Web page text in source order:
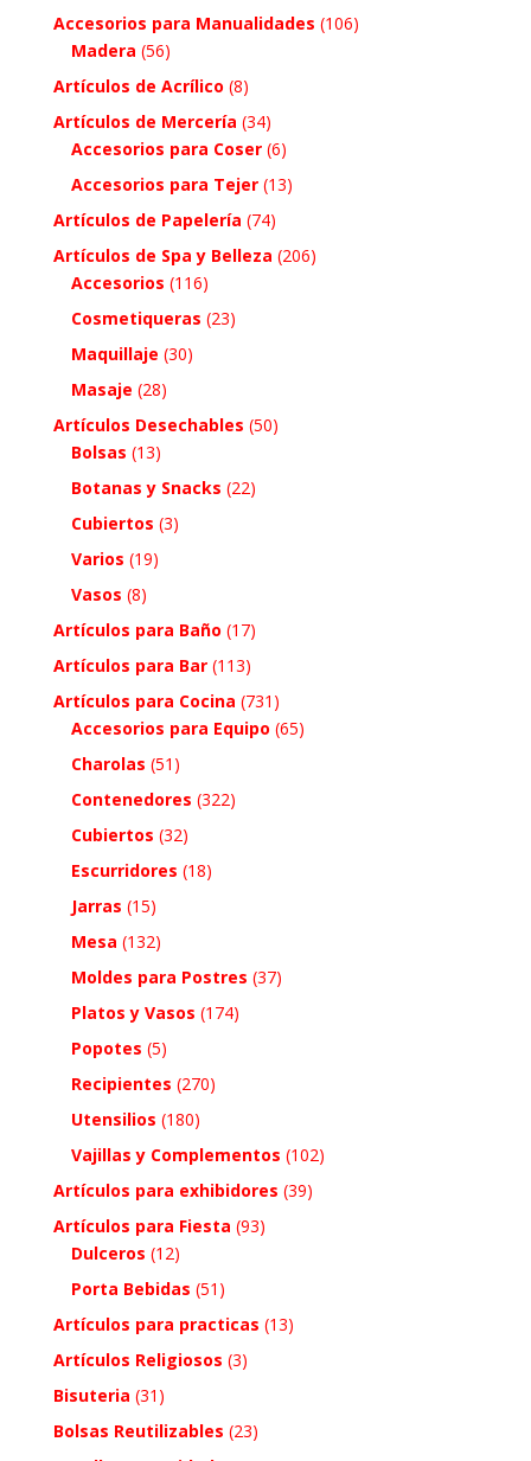
Accesorios para Manualidades (106)
Madera (56)
Artículos de Acrílico (8)
Artículos de Mercería (34)
Accesorios para Coser (6)
Accesorios para Tejer (13)
Artículos de Papelería (74)
Artículos de Spa y Belleza (206)
Accesorios (116)
Cosmetiqueras (23)
Maquillaje (30)
Masaje (28)
Artículos Desechables (50)
Bolsas (13)
Botanas y Snacks (22)
Cubiertos (3)
Varios (19)
Vasos (8)
Artículos para Baño (17)
Artículos para Bar (113)
Artículos para Cocina (731)
Accesorios para Equipo (65)
Charolas (51)
Contenedores (322)
Cubiertos (32)
Escurridores (18)
Jarras (15)
Mesa (132)
Moldes para Postres (37)
Platos y Vasos (174)
Popotes (5)
Recipientes (270)
Utensilios (180)
Vajillas y Complementos (102)
Artículos para exhibidores (39)
Artículos para Fiesta (93)
Dulceros (12)
Porta Bebidas (51)
Artículos para practicas (13)
Artículos Religiosos (3)
Bisuteria (31)
Bolsas Reutilizables (23)